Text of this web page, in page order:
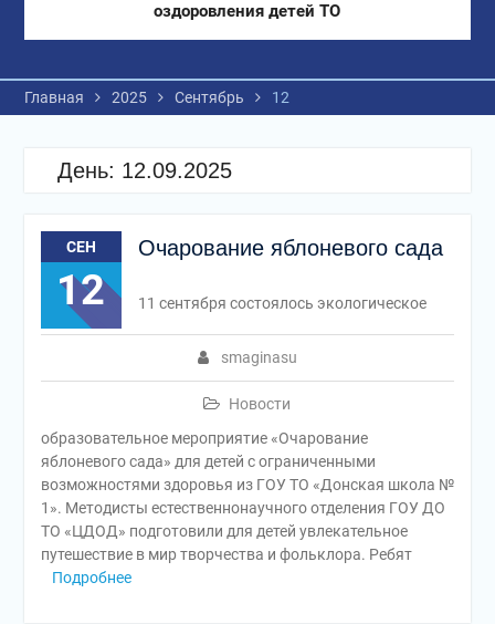
оздоровления детей ТО
Главная 2025 Сентябрь 12
День: 12.09.2025
СЕН
12
Очарование яблоневого сада
smaginasu
Новости
11 сентября состоялось экологическое
образовательное мероприятие «Очарование
яблоневого сада» для детей с ограниченными
возможностями здоровья из ГОУ ТО «Донская школа №
1». Методисты естественнонаучного отделения ГОУ ДО
ТО «ЦДОД» подготовили для детей увлекательное
путешествие в мир творчества и фольклора. Ребят
Подробнее